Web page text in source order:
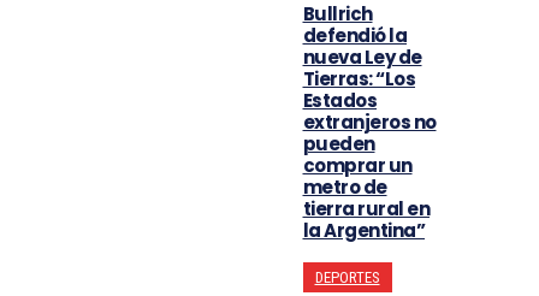
Bullrich
defendió la
nueva Ley de
Tierras: “Los
Estados
extranjeros no
pueden
comprar un
metro de
tierra rural en
la Argentina”
DEPORTES